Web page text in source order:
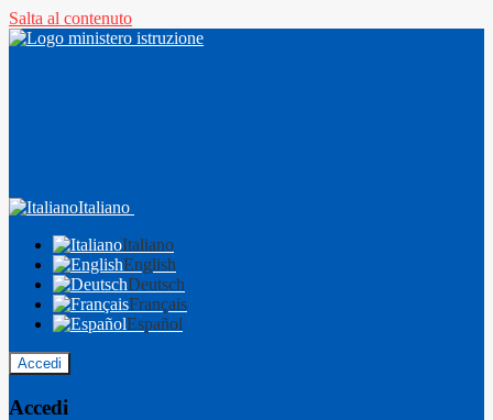
Salta al contenuto
Italiano
Italiano
English
Deutsch
Français
Español
Accedi
Accedi